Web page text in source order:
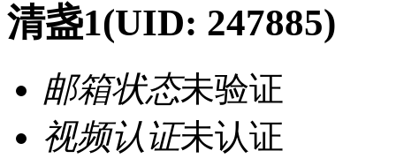
清盏1(UID: 247885)
邮箱状态未验证
视频认证未认证